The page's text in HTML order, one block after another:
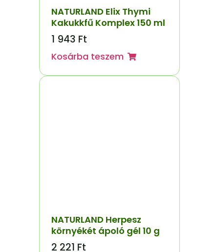
NATURLAND Elix Thymi
Kakukkfű Komplex 150 ml
1 943 Ft
Kosárba teszem
NATURLAND Herpesz
környékét ápoló gél 10 g
2 221 Ft